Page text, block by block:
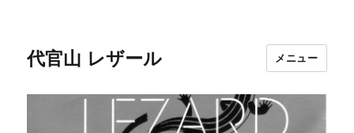
代官山 レザール メニュー